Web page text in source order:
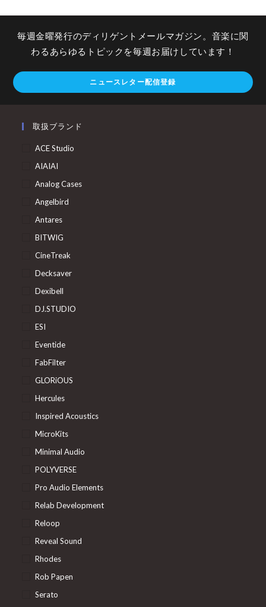
毎週金曜発行のディリゲントメールマガジン。音楽に関
わるあらゆるトピックを毎週お届けしています！
ニュースレター配信登録
取扱ブランド
ACE Studio
AIAIAI
Analog Cases
Angelbird
Antares
BITWIG
CineTreak
Decksaver
Dexibell
DJ.STUDIO
ESI
Eventide
FabFilter
GLORiOUS
Hercules
Inspired Acoustics
MicroKits
Minimal Audio
POLYVERSE
Pro Audio Elements
Relab Development
Reloop
Reveal Sound
Rhodes
Rob Papen
Serato